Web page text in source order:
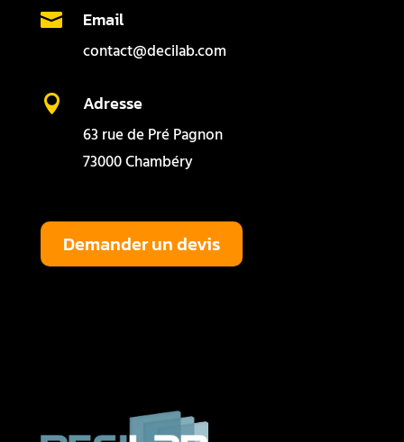

Email
contact@decilab.com

Adresse
63 rue de Pré Pagnon
73000 Chambéry
Demander un devis